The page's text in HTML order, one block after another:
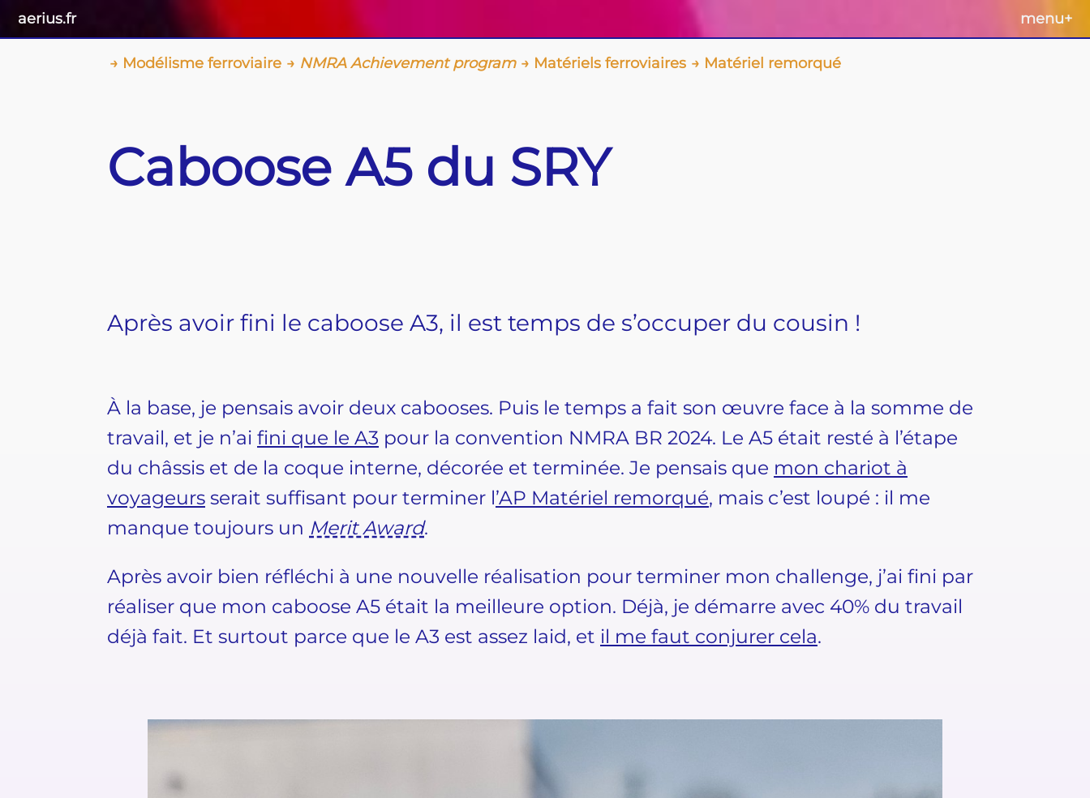
aerius.fr menu+
Modélisme ferroviaire NMRA Achievement program Matériels ferroviaires Matériel remorqué
Caboose A5 du SRY
Après avoir fini le caboose A3, il est temps de s’occuper du cousin !
À la base, je pensais avoir deux cabooses. Puis le temps a fait son œuvre face à la somme de
travail, et je n’ai fini que le A3 pour la convention NMRA BR 2024. Le A5 était resté à l’étape
du châssis et de la coque interne, décorée et terminée. Je pensais que mon chariot à
voyageurs serait suffisant pour terminer l’AP Matériel remorqué, mais c’est loupé : il me
manque toujours un Merit Award.
Après avoir bien réfléchi à une nouvelle réalisation pour terminer mon challenge, j’ai fini par
réaliser que mon caboose A5 était la meilleure option. Déjà, je démarre avec 40% du travail
déjà fait. Et surtout parce que le A3 est assez laid, et il me faut conjurer cela.